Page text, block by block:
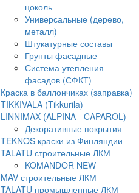
цоколь
Универсальные (дерево,
металл)
Штукатурные составы
Грунты фасадные
Система утепления
фасадов (СФКТ)
Краска в баллончиках (заправка)
TIKKIVALA (Tikkurila)
LINNIMAX (ALPINA - CAPAROL)
Декоративные покрытия
TEKNOS краски из Финляндии
TALATU строительные ЛКМ
KOMANDOR NEW
MAV строительные ЛКМ
TALATU промышленные ЛКМ